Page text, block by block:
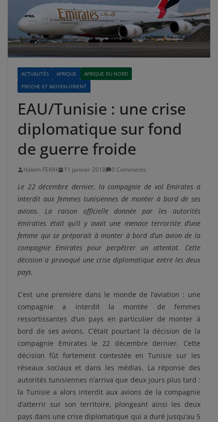
ACTUALITÉS AFRIQUE
AFRIQUE DU NORD
PROCHE ET MOYEN-ORIENT
EAU/Tunisie : une crise
diplomatique sur fond
de guerre froide
Hakim FEKIH 11 janvier 2018 0 Comments
Le 22 décembre dernier, la compagnie de vol Emirates a
interdit aux femmes tunisiennes de monter à bord de ses
avions. La raison officielle donnée par les autorités
émiraties était qu’il y avait une menace terroriste d’une
femme qui se préparait à monter à bord d’un avion de la
compagnie Emirates pour perpétrer un attentat. Cette
décision a provoqué une crise diplomatique entre les deux
pays.
C’est une première dans le monde de l’aviation : une
compagnie a interdit la montée de femmes
ressortissantes d’un pays en particulier de monter à
bord de ses avions. C’était pourtant la décision de la
compagnie Emirates le 22 décembre dernier. Cette
décision fût fortement contestée en Tunisie sur les
réseaux sociaux et dans les médias. La réponse des
autorités tunisiennes n’arriva que deux jours plus tard :
la Tunisie a alors interdit aux avions de la compagnie
d’atterrir sur son territoire, plongeant ainsi les deux
pays dans une crise diplomatique qui a duré jusqu’au 5